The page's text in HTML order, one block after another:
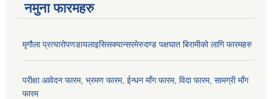
नमुना फारमहरु
मृगौला प्रत्यारोपणडायलाइसिसक्यान्सरमेरुदण्ड पक्षघात बिरामीको लागि फारमहरु
परीक्षा आवेदन फारम, भ्रमण फारम, ईन्धन माँग फारम, विदा फारम, सामग्री माँग
फारम